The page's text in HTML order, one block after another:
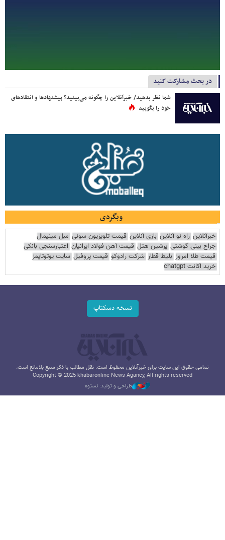
در بحث مشارکت کنید
شما نظر بدهید/ خبرآنلاین را چگونه می‌بینید؟ پیشنهادها و انتقادهای
خود را بگویید
وبگردی
خبرآنلاین راه نو آنلاین بازی آنلاین قیمت تلویزیون سونی مبل مینیمال
جراح بینی گوشتی پرشین هتل قیمت آهن فولاد ایرانیان اعتبارسنجی بانکی
قیمت طلا امروز بلیط قطار شرکت رادوکو قیمت پروفیل سایت یوتوتایمز
خرید اکانت chatgpt
نسخه دسکتاپ
تمامی حقوق این سایت برای خبرآنلاین محفوظ است. نقل مطالب با ذکر منبع بلامانع است.
Copyright © 2025 khabaronline News Agancy, All rights reserved
طراحی و تولید: نستوه